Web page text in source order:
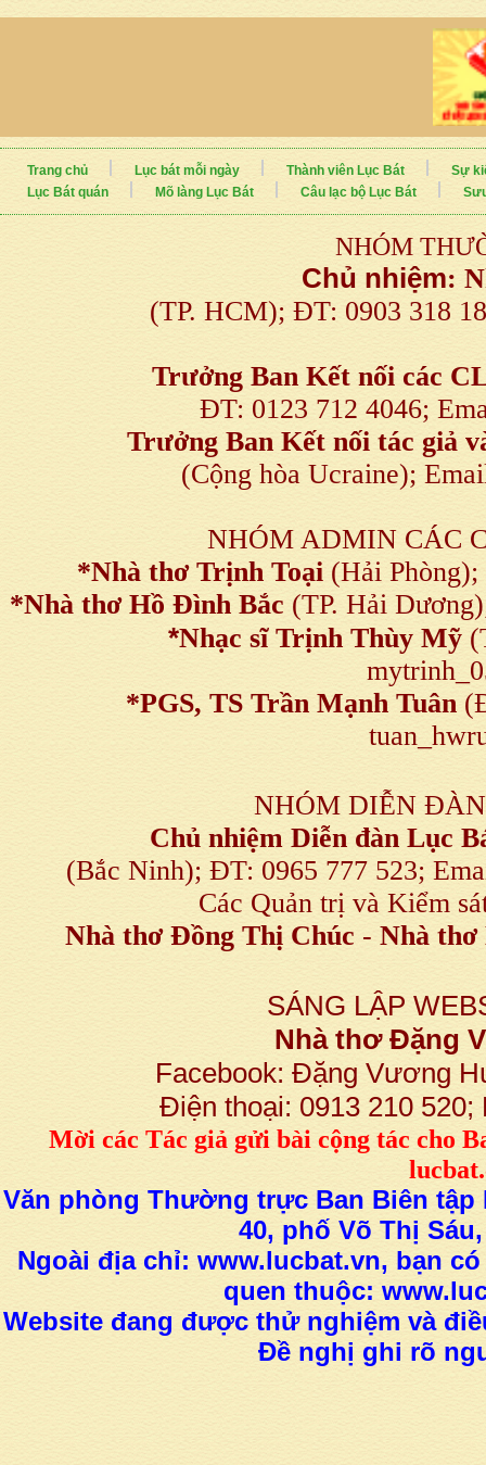
Trang chủ Lục bát mỗi ngày Thành viên Lục Bát
Sự
Lục Bát quán
Mõ làng Lục Bát Câu lạc bộ Lục Bát
NHÓM
Chủ nhiệm:
(TP. HCM); ĐT: 0903 318
Trưởng Ban Kết nối các
ĐT: 0123 712 4046;
Trưởng Ban Kết nối tác giả
(Cộng hòa Ucraine);
NHÓM ADMIN CÁC
*Nhà thơ Trịnh Toại (Hải
*Nhà thơ Hồ Đình Bắc (TP. Hải
*Nhạc sĩ Trịnh Thùy Mỹ
*PGS, TS Trần Mạnh Tuân
NHÓM DIỄN
Chủ nhiệm Diễn đàn Lục
(Bắc Ninh); ĐT: 0965 777 523;
Các Quản trị và Kiểm
Nhà thơ Đồng Thị Chúc - Nhà thơ
SÁNG LẬP
Nhà thơ Đặng
Facebook: Đặng Vương
Điện thoại: 0913 210
Mời các Tác giả gửi bàicộng tác cho
Văn phòng Thường trực Ban Biên tập
40, phố Võ Thị
Ngoài địa chỉ: www.lucbat.vn, bạn
quen thuộc:
Website đang được thử nghiệm và
Đề nghị ghi rõ